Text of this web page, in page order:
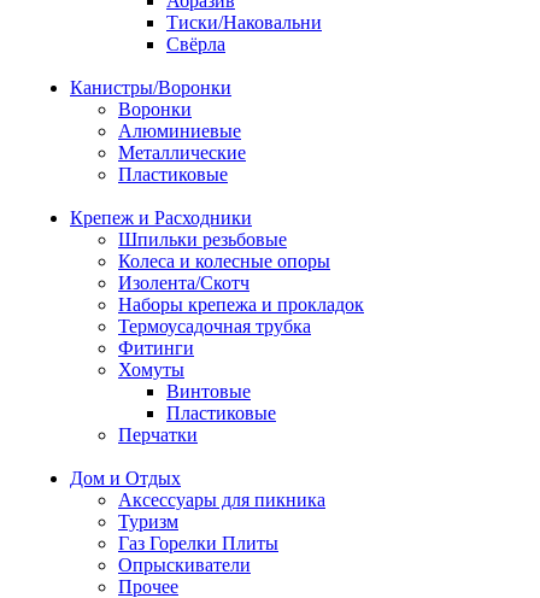
Тиски/Наковальни
Свёрла
Канистры/Воронки
Воронки
Алюминиевые
Металлические
Пластиковые
Крепеж и Расходники
Шпильки резьбовые
Колеса и колесные опоры
Изолента/Скотч
Наборы крепежа и прокладок
Термоусадочная трубка
Фитинги
Хомуты
Винтовые
Пластиковые
Перчатки
Дом и Отдых
Аксессуары для пикника
Туризм
Газ Горелки Плиты
Опрыскиватели
Прочее